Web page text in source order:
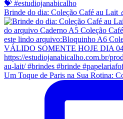
Brinde do dia: Coleção Café au Lait
Um Toque de Paris na Sua Rotina: